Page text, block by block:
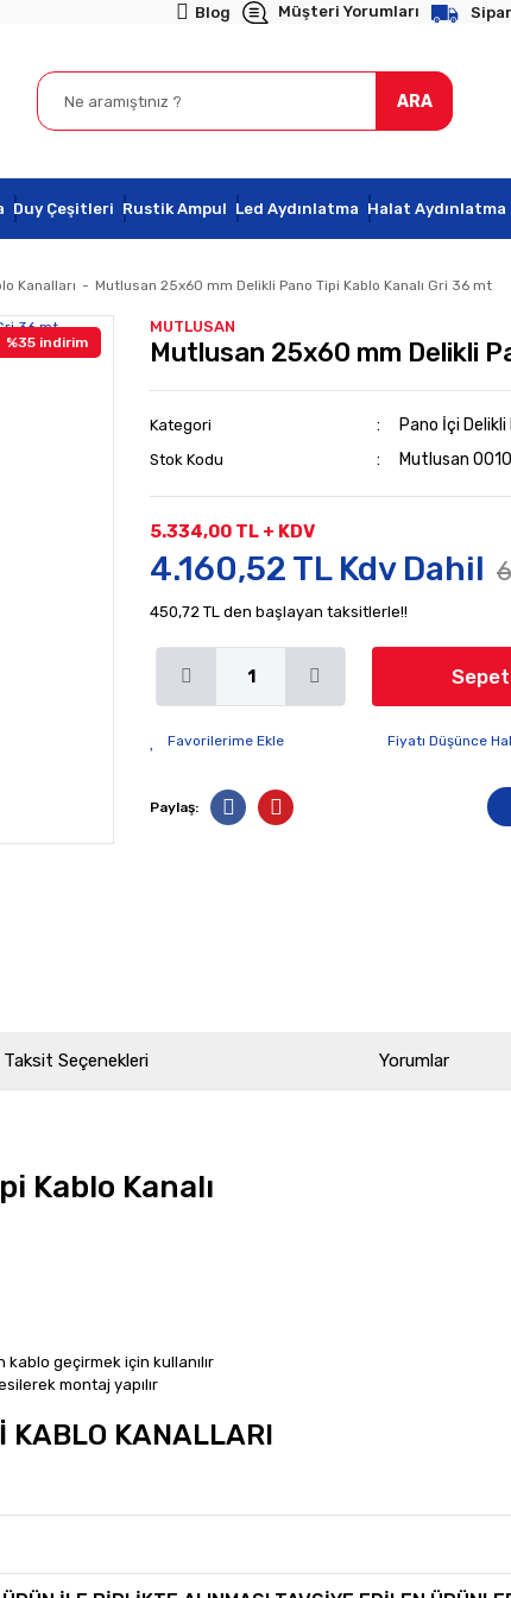
Blog Müşteri Yorumları
ARA
Duy Çeşitleri Rustik Ampul Led Aydınlatma Halat Aydınlatma
Kanalları Mutlusan 25x60 mm Delikli Pano Tipi Kablo Kanalı Gri 36 mt
%35 indirim
MUTLUSAN
Mutlusan 25x60 mm Delikli
Kategori Pano İçi Delikli
Stok Kodu Mutlusan
5.334,00 TL + KDV
4.160,52 TL Kdv Dahil
450,72 TL den başlayan taksitlerle!!
Fiyatı Düşünce
Paylaş:
Taksit Seçenekleri Yorumlar
Kablo Kanalı
geçirmek için kullanılır
montaj yapılır
KABLO KANALLARI
ve diğer konularda yetersiz gördüğünüz noktaları öneri formunu